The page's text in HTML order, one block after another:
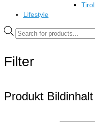
Tirol
Lifestyle
Products
search
Filter
Produkt Bildinhalt